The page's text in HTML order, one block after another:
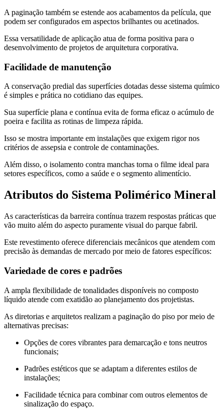
A paginação também se estende aos acabamentos da película, que
podem ser configurados em aspectos brilhantes ou acetinados.
Essa versatilidade de aplicação atua de forma positiva para o
desenvolvimento de projetos de arquitetura corporativa.
Facilidade de manutenção
A conservação predial das superfícies dotadas desse sistema químico
é simples e prática no cotidiano das equipes.
Sua superfície plana e contínua evita de forma eficaz o acúmulo de
poeira e facilita as rotinas de limpeza rápida.
Isso se mostra importante em instalações que exigem rigor nos
critérios de assepsia e controle de contaminações.
Além disso, o isolamento contra manchas torna o filme ideal para
setores específicos, como a saúde e o segmento alimentício.
Atributos do Sistema Polimérico Mineral
As características da barreira contínua trazem respostas práticas que
vão muito além do aspecto puramente visual do parque fabril.
Este revestimento oferece diferenciais mecânicos que atendem com
precisão às demandas de mercado por meio de fatores específicos:
Variedade de cores e padrões
A ampla flexibilidade de tonalidades disponíveis no composto
líquido atende com exatidão ao planejamento dos projetistas.
As diretorias e arquitetos realizam a paginação do piso por meio de
alternativas precisas:
Opções de cores vibrantes para demarcação e tons neutros
funcionais;
Padrões estéticos que se adaptam a diferentes estilos de
instalações;
Facilidade técnica para combinar com outros elementos de
sinalização do espaço.